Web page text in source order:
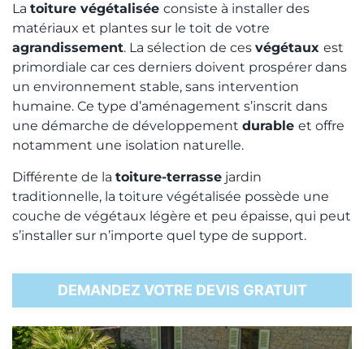
La toiture végétalisée consiste à installer des
matériaux et plantes sur le toit de votre
agrandissement. La sélection de ces végétaux est
primordiale car ces derniers doivent prospérer dans
un environnement stable, sans intervention
humaine. Ce type d’aménagement s’inscrit dans
une démarche de développement durable et offre
notamment une isolation naturelle.
Différente de la toiture-terrasse jardin
traditionnelle, la toiture végétalisée possède une
couche de végétaux légère et peu épaisse, qui peut
s’installer sur n’importe quel type de support.
DEMANDEZ VOTRE DEVIS GRATUIT